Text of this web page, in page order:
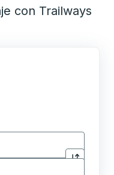
con Trailways
de origen para abrir
Haga clic
de destino para abrir